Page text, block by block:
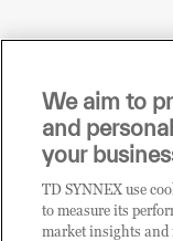
Sei un
i prodotti
We aim to
and
your
TD SYNNEX use
to measure its
market insights and